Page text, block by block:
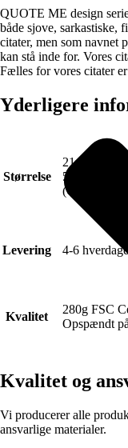
QUOTE ME design
både sjove, sarkastiske,
citater, men som navnet
kan stå inde for. Vores
Fælles for vores citater
Yderligere
Størrelse
21x30cm
50x70cm
(Canvas),
Levering 4-6 hverdage.
Kvalitet
280g FSC
Opspændt
Kvalitet og
Vi producerer alle
ansvarlige materialer.